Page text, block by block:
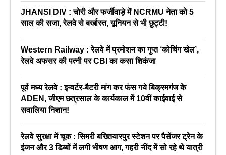
JHANSI DIV : चोरी और फर्जीवाड़े में NCRMU नेता को 5
साल की सजा, रेलवे से बर्खास्त, यूनियन से भी छुट्टी!
Western Railway : रेलवे में प्रमोशन का गुप्त ‘कोचिंग खेल’,
रेलवे अफसर की पत्नी पर CBI का कसा शिकंजा
पूर्व मध्य रेलवे : इन्वर्टर-बैटरी मांग कर फंस गये बिक्रमगंज के
ADEN, जीएम छत्रसाल के कार्यकाल में 10वीं काईवाई से
सवालिया निशान!
रेलवे सुरक्षा में चूक : सिमरी बख्तियारपुर स्टेशन पर पैसेंजर ट्रेन के
इंजन और 3 डिब्बों में लगी भीषण आग, गहरी नींद में सो रहे थे यात्री